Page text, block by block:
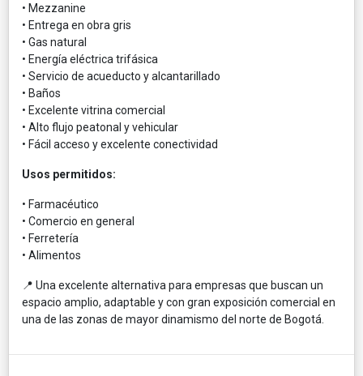
• Mezzanine
• Entrega en obra gris
• Gas natural
• Energía eléctrica trifásica
• Servicio de acueducto y alcantarillado
• Baños
• Excelente vitrina comercial
• Alto flujo peatonal y vehicular
• Fácil acceso y excelente conectividad
Usos permitidos:
• Farmacéutico
• Comercio en general
• Ferretería
• Alimentos
📍 Una excelente alternativa para empresas que buscan un
espacio amplio, adaptable y con gran exposición comercial en
una de las zonas de mayor dinamismo del norte de Bogotá.